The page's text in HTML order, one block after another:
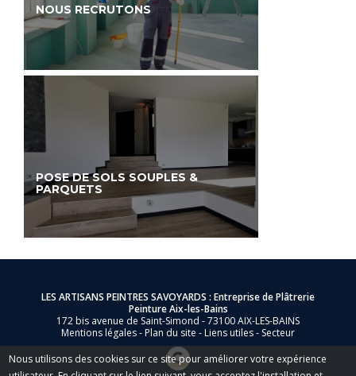
NOUS RECRUTONS
POSE DE SOLS SOUPLES &
PARQUETS
LES ARTISANS PEINTRES SAVOYARDS : Entreprise de Plâtrerie
Peinture Aix-les-Bains
172 bis avenue de Saint-Simond - 73100 AIX-LES-BAINS
Mentions légales- Plan du site - Liens utiles- Secteur
Nous utilisons des cookies sur ce site pour améliorer votre expérience